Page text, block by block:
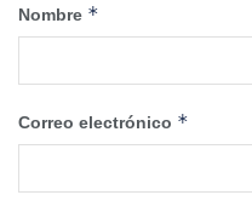
Nombre *
Correo electrónico *